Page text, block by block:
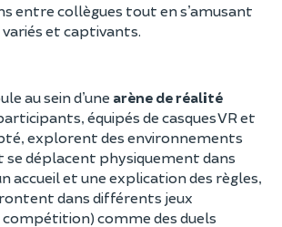
entre collègues tout en s’amusant
variés et captivants.
au sein d’une arène de réalité
équipés de casques VR et
explorent des environnements
déplacent physiquement dans
accueil et une explication des règles,
dans différents jeux
comme des duels